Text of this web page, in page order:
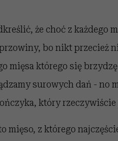
że choć z każdego
bo nikt przecież
mięsa którego się
surowych dań - no
który
mięso, z którego